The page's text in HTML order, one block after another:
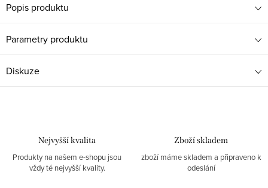
Popis produktu
Parametry produktu
Diskuze
Nejvyšší kvalita
Produkty na našem e-shopu jsou
vždy té nejvyšší kvality.
Zboží skladem
zboží máme skladem a připraveno k
odeslání